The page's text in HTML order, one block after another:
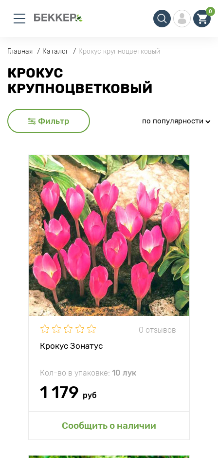
0
Главная Каталог Крокус крупноцветковый
КРОКУС
КРУПНОЦВЕТКОВЫЙ
Фильтр по популярности
0 отзывов
Крокус Зонатус
Кол-во в упаковке: 10 лук
1 179 руб
Сообщить о наличии